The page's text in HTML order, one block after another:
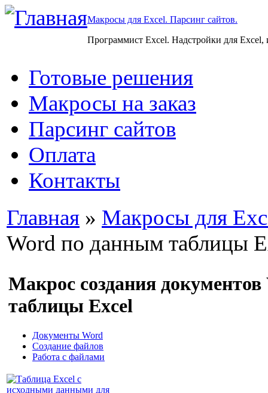
Макросы для Excel. Парсинг сайтов.
Программист Excel. Надстройки для Excel,
Готовые решения
Макросы на заказ
Парсинг сайтов
Оплата
Контакты
Главная » Макросы для
Word по данным таблицы
Макрос создания
таблицы Excel
Документы Word
Создание файлов
Работа с файлами